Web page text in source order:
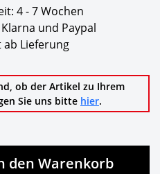
4 - 7 Wochen
und Paypal
ab Lieferung
ob der Artikel zu Ihrem
Sie uns bitte hier.
den Warenkorb